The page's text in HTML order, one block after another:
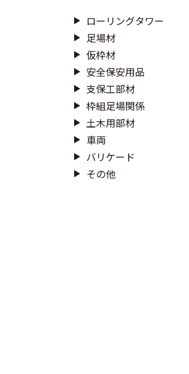
ローリングタワー
足場材
仮枠材
安全保安用品
支保工部材
枠組足場関係
土木用部材
車両
バリケード
その他